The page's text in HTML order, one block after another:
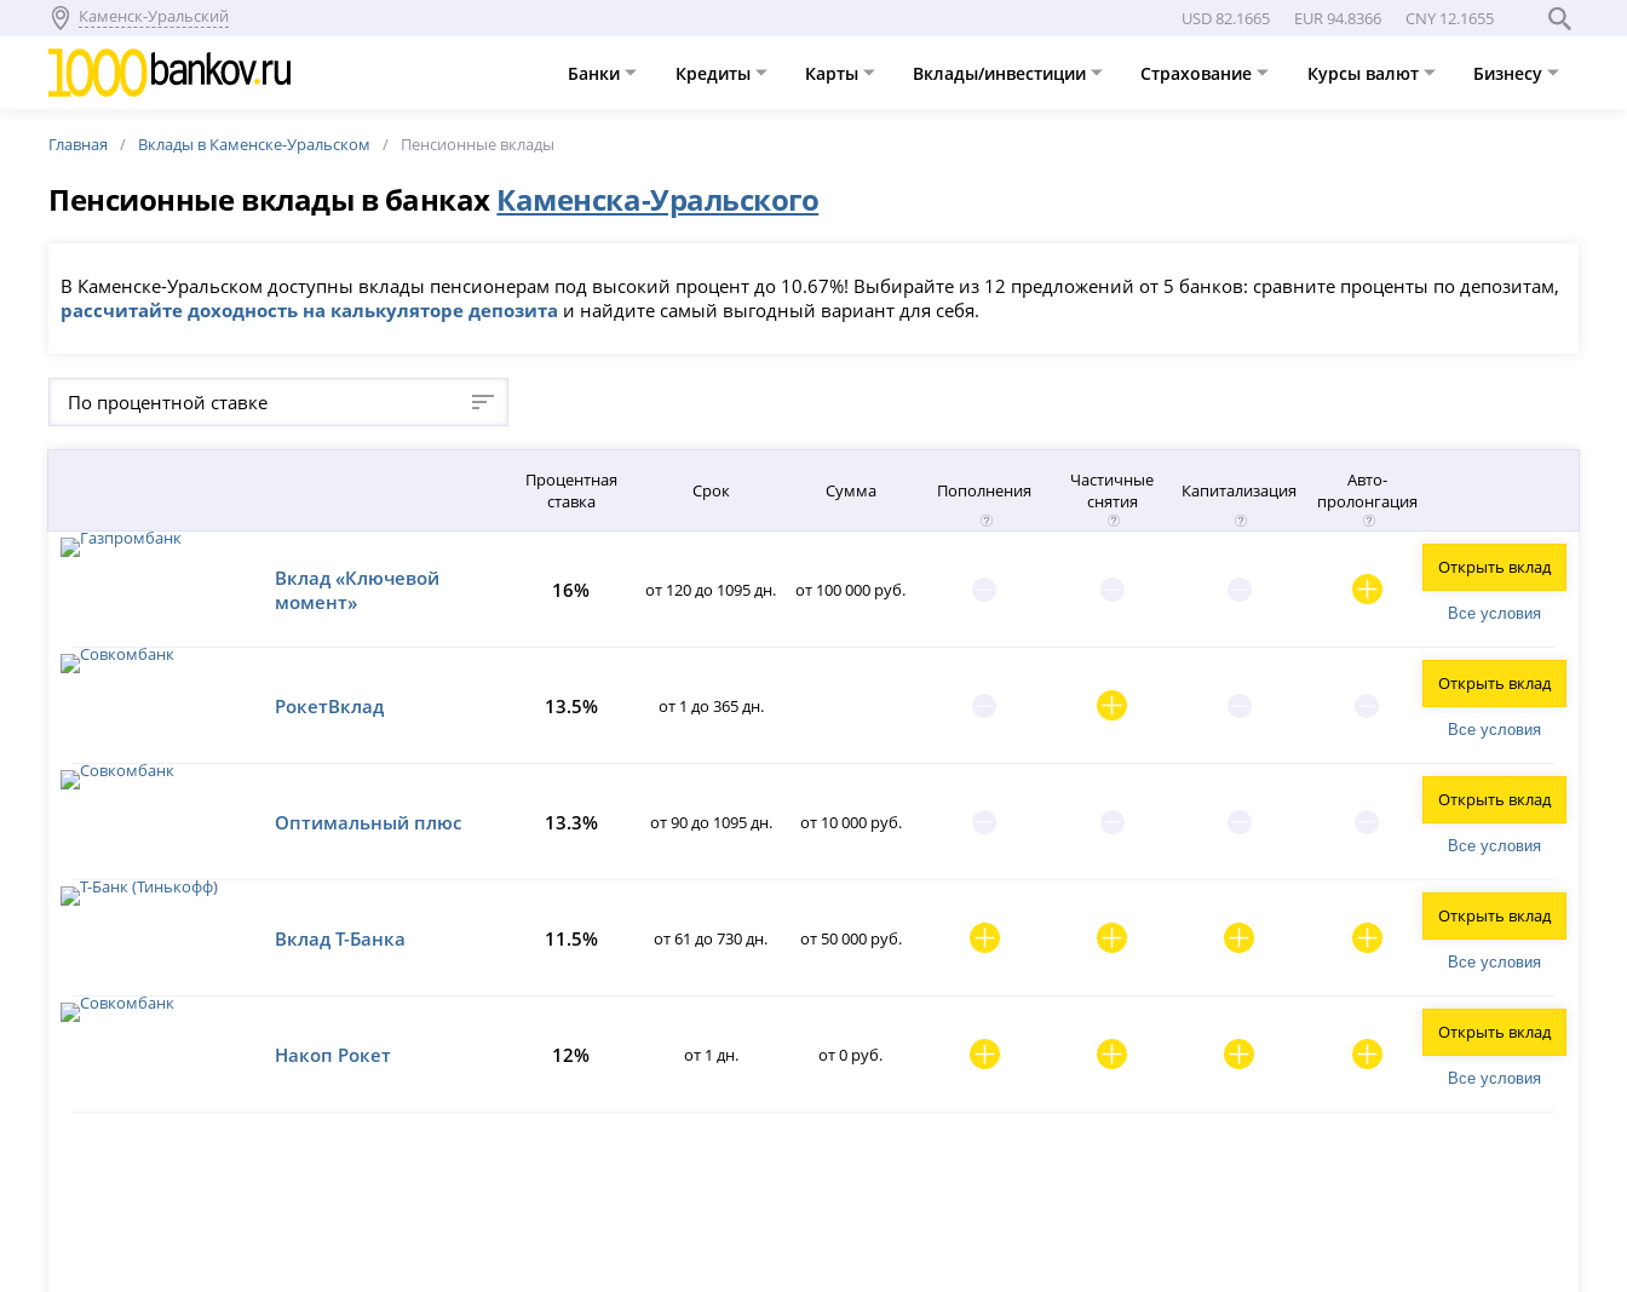
Каменск-Уральский USD 82.1665 EUR 94.8366 CNY 12.1655
Банки Кредиты Карты Вклады/инвестиции Страхование Курсы валют Бизнесу
Главная Вклады в Каменске-Уральском Пенсионные вклады
Пенсионные вклады в банках Каменска-Уральского
В Каменске-Уральском доступны вклады пенсионерам под высокий процент до 10.67%! Выбирайте из 12 предложений от 5 банков: сравните проценты по депозитам,
рассчитайте доходность на калькуляторе депозита и найдите самый выгодный вариант для себя.
По процентной ставке
Процентная
ставка
Срок Сумма Пополнения
Частичные
снятия
Капитализация
Авто-
пролонгация
Вклад «Ключевой
момент»
16% от 120 до 1095 дн. от 100 000 руб.
Все условия
Открыть вклад
РокетВклад 13.5% от 1 до 365 дн.
Все условия
Открыть вклад
Оптимальный плюс 13.3% от 90 до 1095 дн. от 10 000 руб.
Все условия
Открыть вклад
Вклад Т-Банка 11.5% от 61 до 730 дн. от 50 000 руб.
Все условия
Открыть вклад
Накоп Рокет 12% от 1 дн. от 0 руб.
Все условия
Открыть вклад